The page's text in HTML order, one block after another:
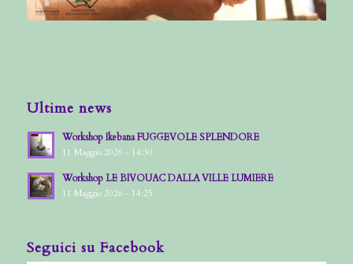
Ultime news
Workshop Ikebana FUGGEVOLE SPLENDORE
11 Maggio 2026 - 14:30
Workshop LE BIVOUAC DALLA VILLE LUMIERE
11 Maggio 2026 - 14:25
Seguici su Facebook